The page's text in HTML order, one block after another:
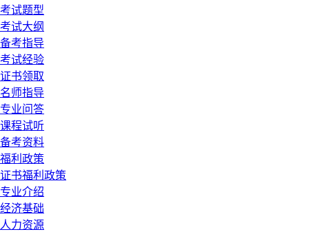
考试题型
考试大纲
备考指导
考试经验
证书领取
名师指导
专业问答
课程试听
备考资料
福利政策
证书福利政策
专业介绍
经济基础
人力资源